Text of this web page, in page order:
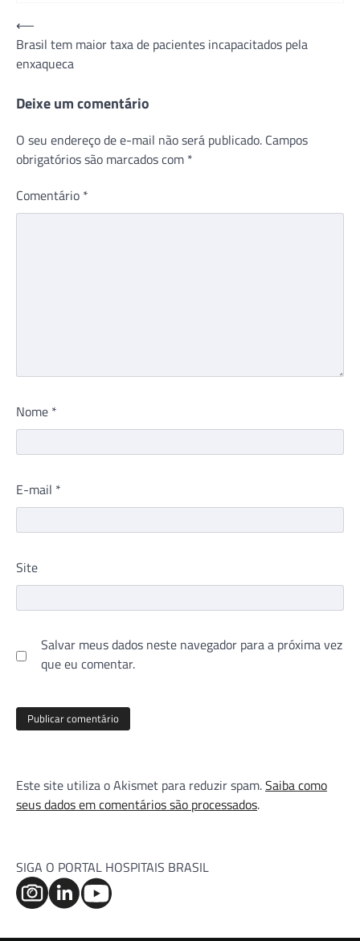
Navegação
de
Post
⟵
Brasil tem maior taxa de pacientes incapacitados pela
enxaqueca
Deixe um comentário
O seu endereço de e-mail não será publicado. Campos
obrigatórios são marcados com *
Comentário *
Nome *
E-mail *
Site
Salvar meus dados neste navegador para a próxima vez
que eu comentar.
Este site utiliza o Akismet para reduzir spam.Saiba como
seus dados em comentários são processados.
SIGA O PORTAL HOSPITAIS BRASIL